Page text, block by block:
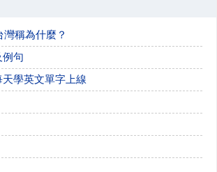
灣稱為什麼？
例句
學英文單字上線